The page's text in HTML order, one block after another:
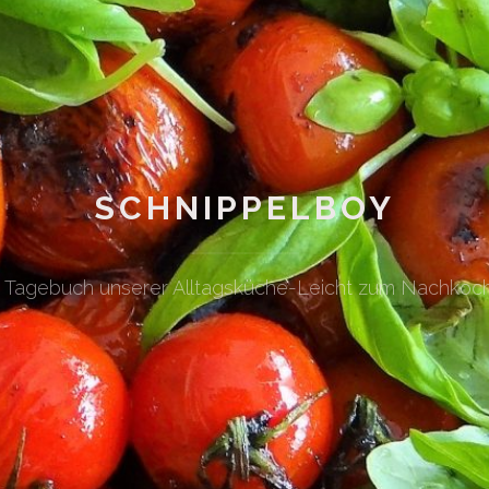
SCHNIPPELBOY
Tagebuch unserer Alltagsküche-Leicht zum